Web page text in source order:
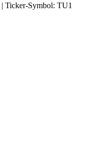
| Ticker-Symbol: TU1